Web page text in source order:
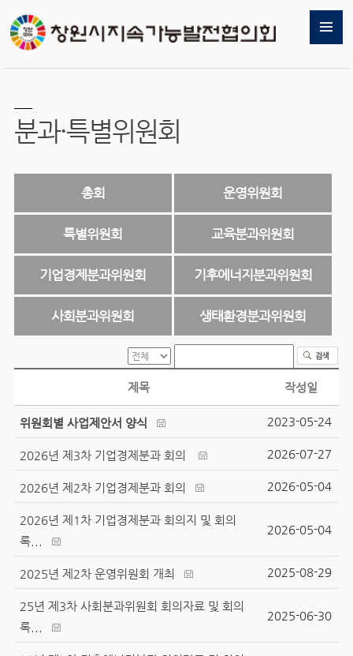
분과·특별위원회
총회 운영위원회
특별위원회 교육분과위원회
기업경제분과위원회 기후에너지분과위원회
사회분과위원회 생태환경분과위원회
제목 작성일
위원회별 사업제안서 양식 2023-05-24
2026년 제3차 기업경제분과 회의 2026-07-27
2026년 제2차 기업경제분과 회의 2026-05-04
2026년 제1차 기업경제분과 회의지 및 회의
록...
2026-05-04
2025년 제2차 운영위원회 개최 2025-08-29
25년 제3차 사회분과위원회 회의자료 및 회의
록...
2025-06-30